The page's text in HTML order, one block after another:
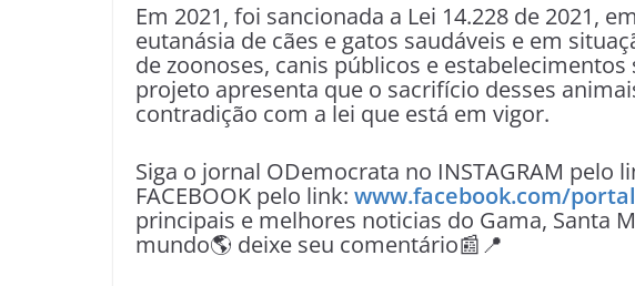
Em 2021, foi sancionada a Lei 14.228 de 2021,
eutanásia de cães e gatos saudáveis e em
de zoonoses, canis públicos e
projeto apresenta que o sacrifício desses
contradição com a lei que está em vigor.
Siga o jornal ODemocrata no INSTAGRAM pelo
FACEBOOK pelo link: www.facebook.com/
principais e melhores noticias do Gama, Santa
mundo🌎 deixe seu comentário📰📍